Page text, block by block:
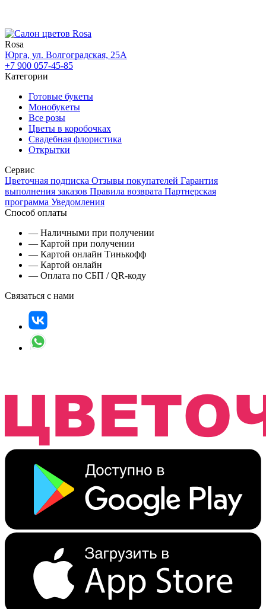
Rosa
Юрга, ул. Волгоградская, 25А
+7 900 057-45-85
Категории
Готовые букеты
Монобукеты
Все розы
Цветы в коробочках
Свадебная флористика
Открытки
Сервис
Цветочная подписка Отзывы покупателей Гарантия
выполнения заказов Правила возврата Партнерская
программа Уведомления
Способ оплаты
— Наличными при получении
— Картой при получении
— Картой онлайн Тинькофф
— Картой онлайн
— Оплата по СБП / QR-коду
Связаться с нами